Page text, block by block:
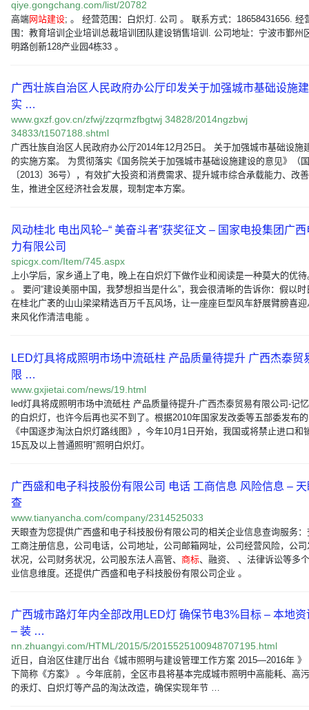
qiye.gongchang.com/list/20782
高端网站建设; 。 经营范围：白炽灯. 公司 。 联系方式：18658431656. 经
围：教育培训企业培训总裁培训团队建设销售培训. 公司地址：宁波市鄞州
明路创新128产业园4栋33 。
广西壮族自治区人民政府办公厅印发关于加强城市基础设施
实 …
www.gxzf.gov.cn/zfwj/zzqrmzfbgtwj 34828/2014ngzbwj
34833/t1507188.shtml
广西壮族自治区人民政府办公厅2014年12月25日。 关于加强城市基础设施
的实施方案。 为贯彻落实《国务院关于加强城市基础设施建设的意见》（
〔2013〕36号），有效扩大投资和消费需求、提升城市综合承载能力、改
生，推进全区经济社会发展，现制定本方案。
风动桂北 电出风轮–“ 美奋斗者”获奖征文 – 国家电投集团广西
力有限公司
spicgx.com/Item/745.aspx
上小学后，家乡通上了电，晚上在白炽灯下做作业和阅读是一种莫大的优待
。 要问“建设美丽中国，我梦想担当是什么”，我会很清晰的告诉你：假以时
在桂北广袤的山山梁梁精选百万千瓦风场，让一座座巨型风车舒展臂膀喜迎
来风化作清洁电能 。
LED灯具将成照明市场中流砥柱 产品质量待提升 广西杰泰贸
限 …
www.gxjietai.com/news/19.html
led灯具将成照明市场中流砥柱 产品质量待提升-广西杰泰贸易有限公司-记
的白炽灯，也许今后再也买不到了。根据2010年国家发改委等五部委发布的
《中国逐步淘汰白炽灯路线图》，今年10月1日开始，我国或将禁止进口和
15瓦及以上普通照明"照明白炽灯。
广西盛和电子科技股份有限公司 电话 工商信息 风险信息 – 天
查
www.tianyancha.com/company/2314525033
天眼查为您提供广西盛和电子科技股份有限公司的相关企业信息查询服务：
工商注册信息，公司电话，公司地址，公司邮箱网址，公司经营风险，公司
状况，公司财务状况，公司股东法人高管、 商标、融资、 、法律诉讼等多
业信息维度。还提供广西盛和电子科技股份有限公司企业 。
广西城市路灯年内全部改用LED灯 确保节电3%目标 – 本地资
– 装 …
nn.zhuangyi.com/HTML/2015/5/2015525100948707195.html
近日，自治区住建厅出台《城市照明与建设管理工作方案 2015—2016年 》
下简称《方案》 。今年底前，全区市县将基本完成城市照明中高能耗、高
的汞灯、白炽灯等产品的淘汰改造，确保实现年节 …